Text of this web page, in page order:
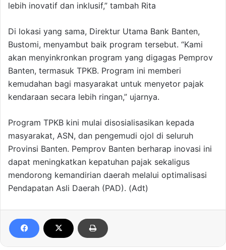
lebih inovatif dan inklusif,” tambah Rita
Di lokasi yang sama, Direktur Utama Bank Banten,
Bustomi, menyambut baik program tersebut. “Kami
akan menyinkronkan program yang digagas Pemprov
Banten, termasuk TPKB. Program ini memberi
kemudahan bagi masyarakat untuk menyetor pajak
kendaraan secara lebih ringan,” ujarnya.
Program TPKB kini mulai disosialisasikan kepada
masyarakat, ASN, dan pengemudi ojol di seluruh
Provinsi Banten. Pemprov Banten berharap inovasi ini
dapat meningkatkan kepatuhan pajak sekaligus
mendorong kemandirian daerah melalui optimalisasi
Pendapatan Asli Daerah (PAD). (Adt)